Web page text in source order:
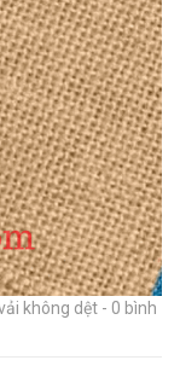
không dệt - 0 bình